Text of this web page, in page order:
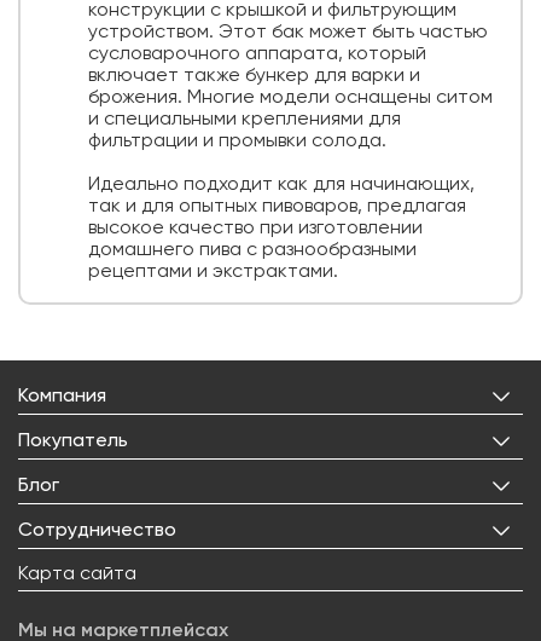
конструкции с крышкой и фильтрующим
устройством. Этот бак может быть частью
сусловарочного аппарата, который
включает также бункер для варки и
брожения. Многие модели оснащены ситом
и специальными креплениями для
фильтрации и промывки солода.
Идеально подходит как для начинающих,
так и для опытных пивоваров, предлагая
высокое качество при изготовлении
домашнего пива с разнообразными
рецептами и экстрактами.
Компания
О нас
Лицензии
Реквизиты
Правовая информация
Контакты
Покупатель
Личный кабинет
Избранное
Доставка
Возврат товара
Блог
Все статьи
О товарах
Сотрудничество
Оптовым покупателям
Арендодателям
Карта сайта
Мы на маркетплейсах